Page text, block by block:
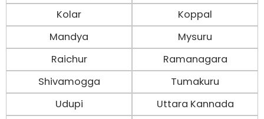
Kolar
Koppal
Mandya
Mysuru
Raichur
Ramanagara
Shivamogga
Tumakuru
Udupi
Uttara Kannada